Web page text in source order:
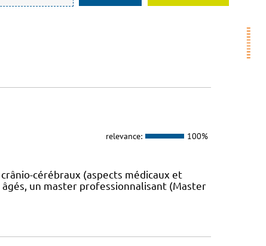
relevance: 100%
cérébraux (aspects médicaux et
un master professionnalisant (Master